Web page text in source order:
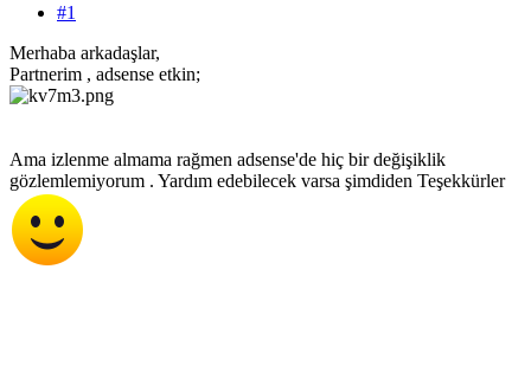
#1
Merhaba arkadaşlar,
Partnerim , adsense etkin;
Ama izlenme almama rağmen adsense'de hiç bir değişiklik
gözlemlemiyorum . Yardım edebilecek varsa şimdiden Teşekkürler